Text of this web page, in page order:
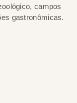
campos
gastronômicas.